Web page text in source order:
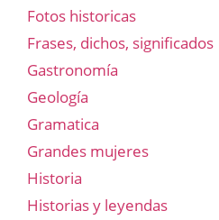
Fotos historicas
Frases, dichos, significados
Gastronomía
Geología
Gramatica
Grandes mujeres
Historia
Historias y leyendas